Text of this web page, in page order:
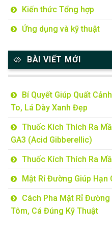
Kiến thức Tổng hợp
Ứng dụng và kỹ thuật
BÀI VIẾT MỚI
Bí Quyết Giúp Quất
To, Lá Dày Xanh Đẹp
Thuốc Kích Thích Ra
GA3 (Acid Gibberellic)
Thuốc Kích Thích Ra
Mật Rỉ Đường Giúp Hạn
Cách Pha Mật Rỉ
Tôm, Cá Đúng Kỹ Thuật